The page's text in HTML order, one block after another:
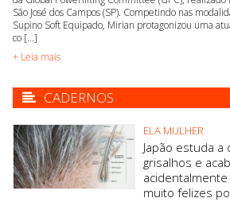
São José dos Campos (SP). Competindo nas
Supino Soft Equipado, Mirian protagonizou uma
co [...]
+ Leia mais
CADERNOS
ELA MULHER
Japão estuda
grisalhos e
muito felizes